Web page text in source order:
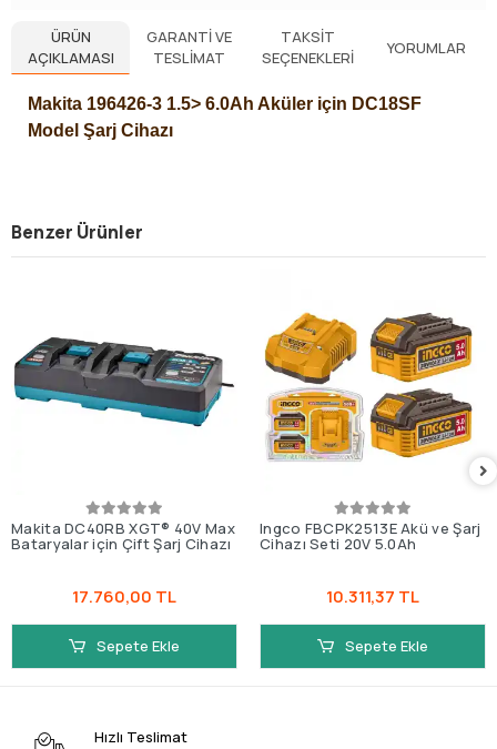
ÜRÜN
AÇIKLAMASI
GARANTI VE
TESLIMAT
TAKSIT
SEÇENEKLERI
YORUMLAR
Makita 196426-3 1.5> 6.0Ah Aküler için DC18SF
Model Şarj Cihazı
Benzer Ürünler
Makita DC40RB XGT® 40V Max
Bataryalar için Çift Şarj Cihazı
17.760,00 TL
Sepete Ekle
Ingco FBCPK2513E Akü ve Şarj
Cihazı Seti 20V 5.0Ah
10.311,37 TL
Sepete Ekle
Hızlı Teslimat